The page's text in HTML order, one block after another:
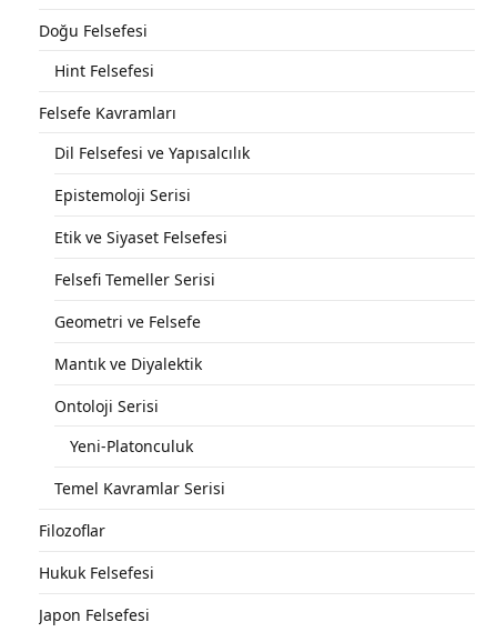
Doğu Felsefesi
Hint Felsefesi
Felsefe Kavramları
Dil Felsefesi ve Yapısalcılık
Epistemoloji Serisi
Etik ve Siyaset Felsefesi
Felsefi Temeller Serisi
Geometri ve Felsefe
Mantık ve Diyalektik
Ontoloji Serisi
Yeni-Platonculuk
Temel Kavramlar Serisi
Filozoflar
Hukuk Felsefesi
Japon Felsefesi